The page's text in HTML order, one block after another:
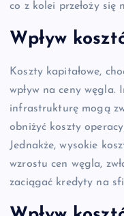
co z kolei przełoży się
Wpływ
Koszty kapitałowe,
wpływ na ceny węgla.
infrastrukturę mogą
obniżyć koszty
Jednakże, wysokie
wzrostu cen węgla,
zaciągać kredyty na